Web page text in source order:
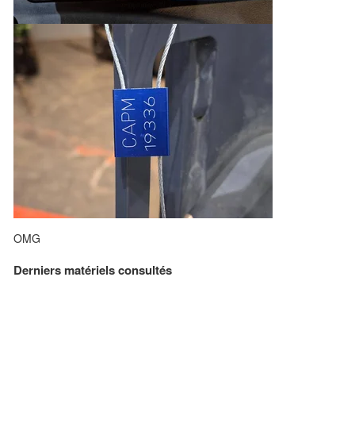
OMG
Derniers matériels consultés